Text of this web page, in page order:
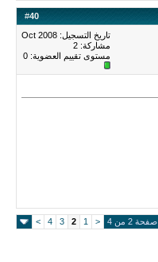
#40
تاريخ التسجيل: Oct 2008
مشاركة: 2
مستوى تقييم العضوية: 0
صفحة 2 من 4 <
1
2
3
4
>